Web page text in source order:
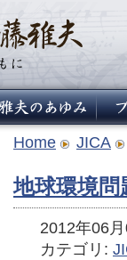
Home JICA
地球環境問
2012年06
カテゴリ: